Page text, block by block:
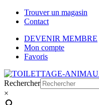
Trouver un magasin
Contact
DEVENIR MEMBRE
Mon compte
Favoris
Aller
à
la
navigation
Aller
au
contenu
Rechercher
×